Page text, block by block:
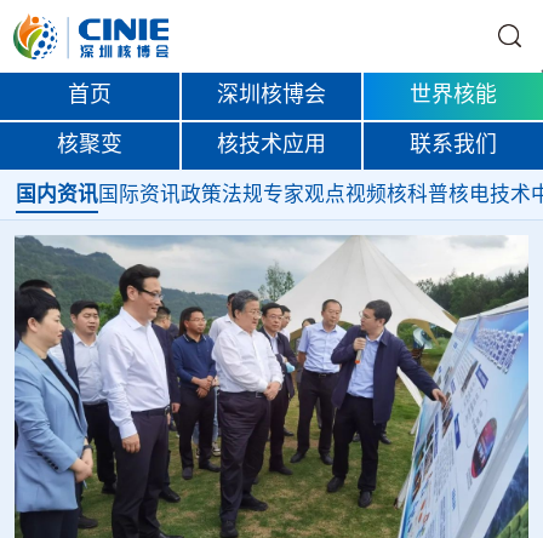
首页 深圳核博会 世界核能
核聚变 核技术应用 联系我们
国内资讯国际资讯政策法规专家观点视频核科普核电技术